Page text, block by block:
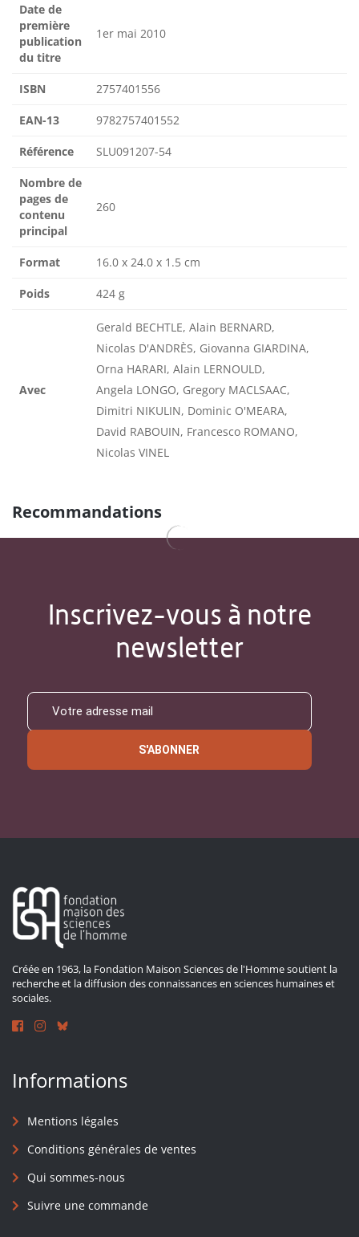
Date de
première
publication
du titre
1er mai 2010
ISBN 2757401556
EAN-13 9782757401552
Référence SLU091207-54
Nombre de
pages de
contenu
principal
260
Format 16.0 x 24.0 x 1.5 cm
Poids 424 g
Avec
Gerald BECHTLE, Alain BERNARD,
Nicolas D'ANDRÈS, Giovanna GIARDINA,
Orna HARARI, Alain LERNOULD,
Angela LONGO, Gregory MACLSAAC,
Dimitri NIKULIN, Dominic O'MEARA,
David RABOUIN, Francesco ROMANO,
Nicolas VINEL
Recommandations
Inscrivez-vous à notre
newsletter
S'ABONNER
Créée en 1963, la Fondation Maison Sciences de l'Homme soutient la
recherche et la diffusion des connaissances en sciences humaines et
sociales.
Informations
Mentions légales
Conditions générales de ventes
Qui sommes-nous
Suivre une commande